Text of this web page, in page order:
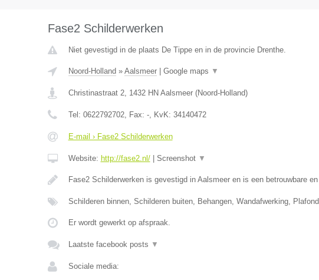
Fase2 Schilderwerken
Niet gevestigd in de plaats De Tippe en in de provincie Drenthe.
Noord-Holland » Aalsmeer| Google maps ▼
Christinastraat 2, 1432 HN Aalsmeer(Noord-Holland)
Tel: 0622792702, Fax: -, KvK: 34140472
E-mail › Fase2 Schilderwerken
Website: http://fase2.nl/| Screenshot ▼
Fase2 Schilderwerken is gevestigd in Aalsmeer en is een betrouwbare en
Schilderen binnen, Schilderen buiten, Behangen, Wandafwerking, Plafond
Er wordt gewerkt op afspraak.
Laatste facebook posts ▼
Sociale media: